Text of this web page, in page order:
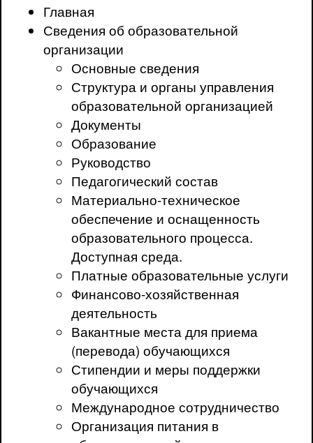
Главная
Сведения об образовательной
организации
Основные сведения
Структура и органы управления
образовательной организацией
Документы
Образование
Руководство
Педагогический состав
Материально-техническое
обеспечение и оснащенность
образовательного процесса.
Доступная среда.
Платные образовательные услуги
Финансово-хозяйственная
деятельность
Вакантные места для приема
(перевода) обучающихся
Стипендии и меры поддержки
обучающихся
Международное сотрудничество
Организация питания в